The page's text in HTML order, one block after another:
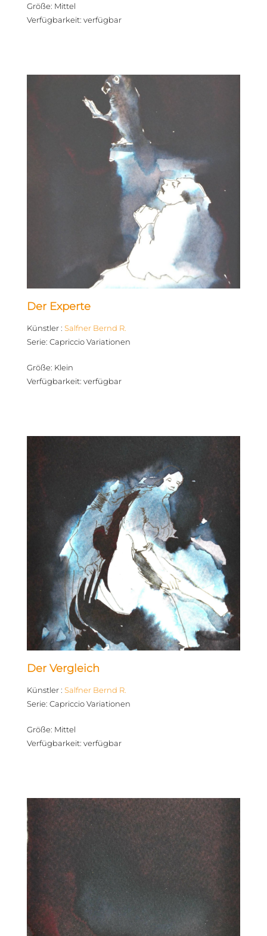
Größe: Mittel
Verfügbarkeit: verfügbar
Der Experte
Künstler: Salfner Bernd R.
Serie: Capriccio Variationen
Größe: Klein
Verfügbarkeit: verfügbar
Der Vergleich
Künstler: Salfner Bernd R.
Serie: Capriccio Variationen
Größe: Mittel
Verfügbarkeit: verfügbar